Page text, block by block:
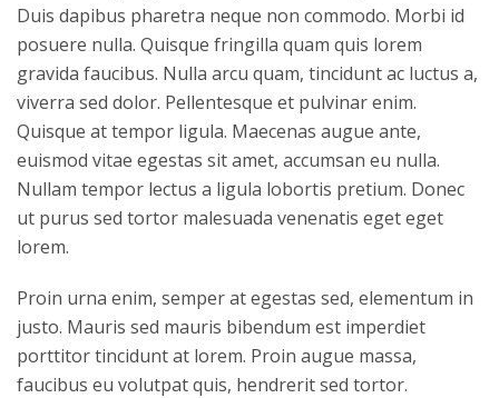
Duis dapibus pharetra neque non commodo. Morbi id
posuere nulla. Quisque fringilla quam quis lorem
gravida faucibus. Nulla arcu quam, tincidunt ac luctus a,
viverra sed dolor. Pellentesque et pulvinar enim.
Quisque at tempor ligula. Maecenas augue ante,
euismod vitae egestas sit amet, accumsan eu nulla.
Nullam tempor lectus a ligula lobortis pretium. Donec
ut purus sed tortor malesuada venenatis eget eget
lorem.
Proin urna enim, semper at egestas sed, elementum in
justo. Mauris sed mauris bibendum est imperdiet
porttitor tincidunt at lorem. Proin augue massa,
faucibus eu volutpat quis, hendrerit sed tortor.